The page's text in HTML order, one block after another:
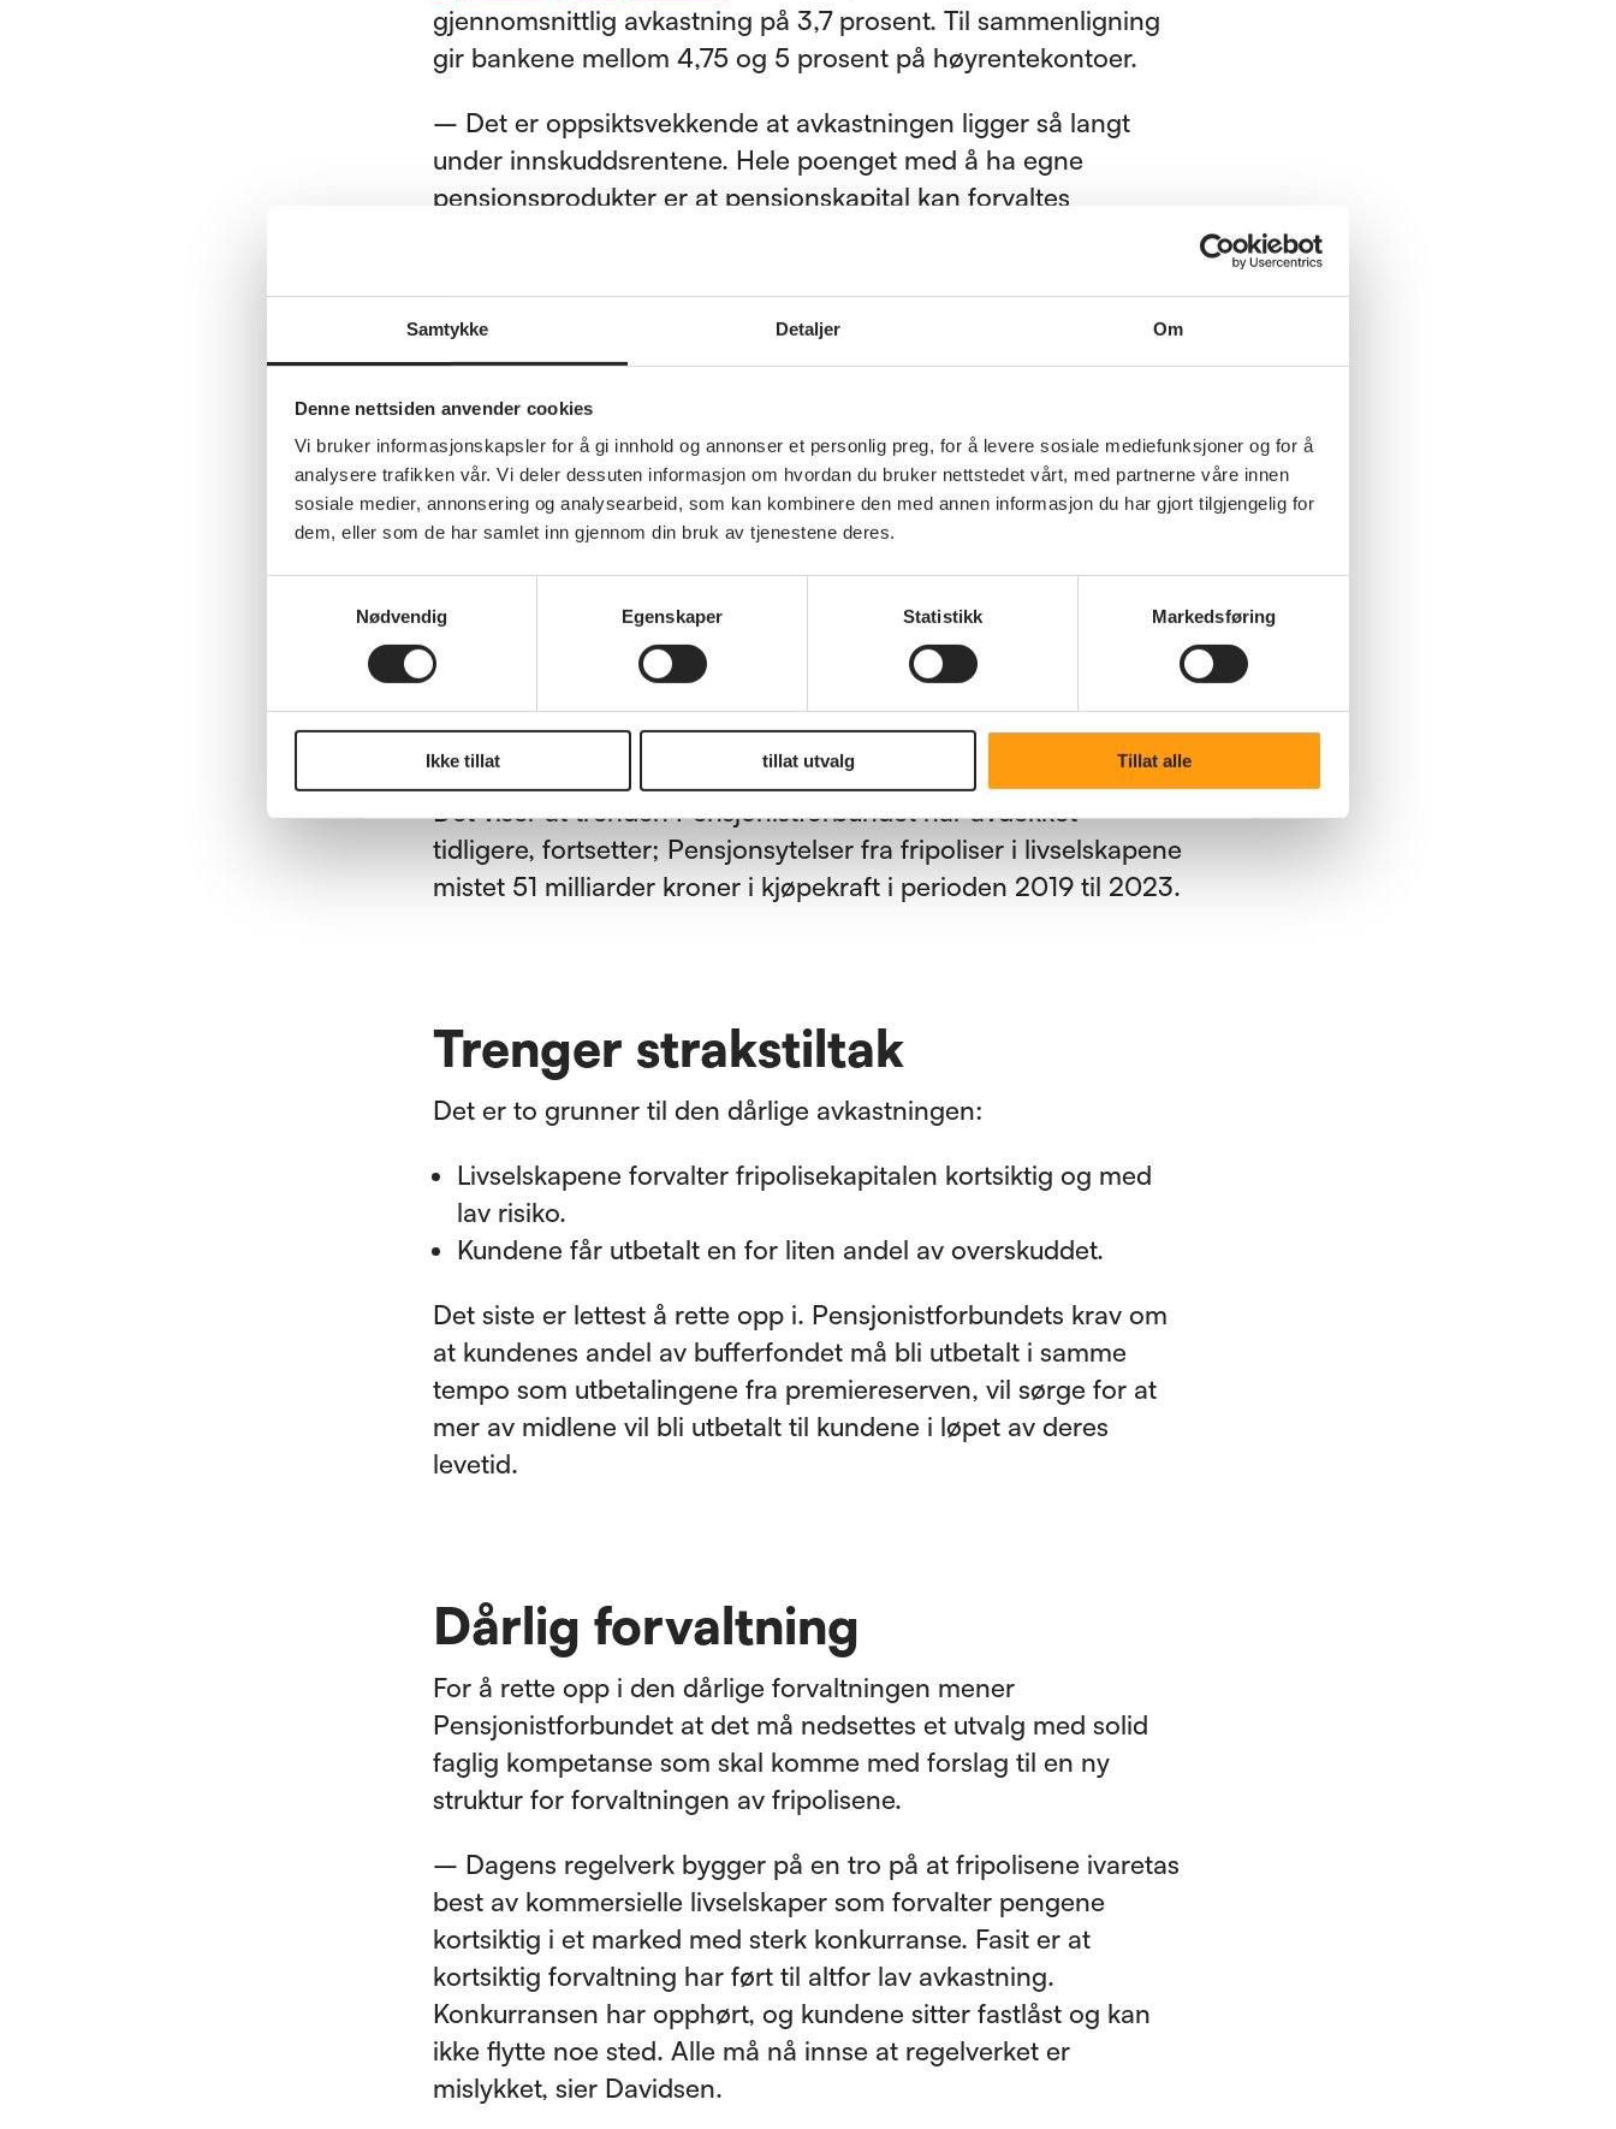
Samtykke Detaljer Om
Denne nettsiden anvender cookies
Vi bruker informasjonskapsler for å gi innhold og annonser et personlig preg, for å levere sosiale mediefunksjoner og for å
analysere trafikken vår. Vi deler dessuten informasjon om hvordan du bruker nettstedet vårt, med partnerne våre innen
sosiale medier, annonsering og analysearbeid, som kan kombinere den med annen informasjon du har gjort tilgjengelig for
dem, eller som de har samlet inn gjennom din bruk av tjenestene deres.
Nødvendig
Egenskaper Statistikk Markedsføring
Ikke tillat tillat utvalg Tillat alle
gjennomsnittlig avkastning på 3,7 prosent. Til sammenligning
gir bankene mellom 4,75 og 5 prosent på høyrentekontoer.
– Det er oppsiktsvekkende at avkastningen ligger så langt
under innskuddsrentene. Hele poenget med å ha egne
pensjonsprodukter er at pensjonskapital kan forvaltes
Taper kjøpekraft
I tillegg til å vise avkastningen, viser fripoliseregnskapet hvor
mye pensjonsytelsene øker. Den gjennomsnittlige økning av
pensjonsytelsene i livselskapene var på 0,6 prosent i 2024.
Konsumprisindeksen økte med 3,1 prosent i samme periode.
Når ytelsene samtidig stiger med bare 0,6 prosent, betyr det
7,6 milliarder kroner i tapt kjøpekraft på fripolisene i
livselskaper.
Det viser at trenden Pensjonistforbundet har avdekket
tidligere, fortsetter; Pensjonsytelser fra fripoliser i livselskapene
mistet 51 milliarder kroner i kjøpekraft i perioden 2019 til 2023.
Trenger strakstiltak
Det er to grunner til den dårlige avkastningen:
Livselskapene forvalter fripolisekapitalen kortsiktig og med
lav risiko.
Kundene får utbetalt en for liten andel av overskuddet.
Det siste er lettest å rette opp i. Pensjonistforbundets krav om
at kundenes andel av bufferfondet må bli utbetalt i samme
tempo som utbetalingene fra premiereserven, vil sørge for at
mer av midlene vil bli utbetalt til kundene i løpet av deres
levetid.
Dårlig forvaltning
For å rette opp i den dårlige forvaltningen mener
Pensjonistforbundet at det må nedsettes et utvalg med solid
faglig kompetanse som skal komme med forslag til en ny
struktur for forvaltningen av fripolisene.
– Dagens regelverk bygger på en tro på at fripolisene ivaretas
best av kommersielle livselskaper som forvalter pengene
kortsiktig i et marked med sterk konkurranse. Fasit er at
kortsiktig forvaltning har ført til altfor lav avkastning.
Konkurransen har opphørt, og kundene sitter fastlåst og kan
ikke flytte noe sted. Alle må nå innse at regelverket er
mislykket, sier Davidsen.